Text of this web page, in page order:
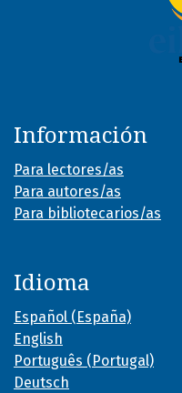
Información
Para lectores/as
Para autores/as
Para bibliotecarios/as
Idioma
Español (España)
English
Português (Portugal)
Deutsch